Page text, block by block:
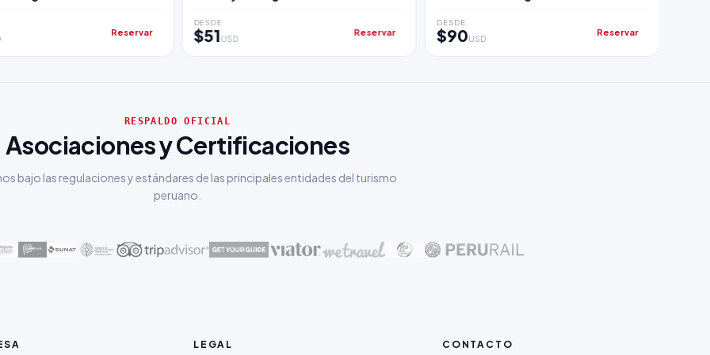
Reservar
DESDE
$51USD
Reservar
DESDE
$90USD
Reservar
RESPALDO OFICIAL
Asociaciones y Certificaciones
bajo las regulaciones y estándares de las principales entidades del turismo
peruano.
LEGAL CONTACTO